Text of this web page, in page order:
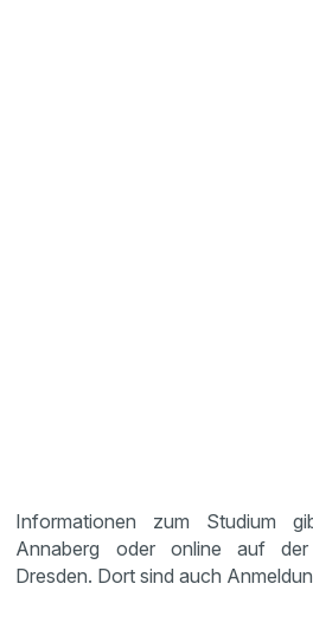
Informationen zum Studium
Annaberg oder online auf
Dresden. Dort sind auch